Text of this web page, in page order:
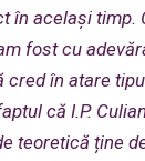
în același timp.
fost cu
cred în atare
că I.P.
teoretică ține